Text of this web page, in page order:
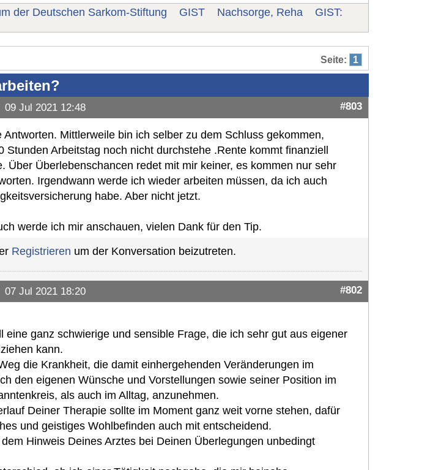
der Deutschen Sarkom-Stiftung GIST Nachsorge, Reha
GIST:
Seite: 1
09 Jul 2021 12:48 #803
Antworten. Mittlerweile bin ich selber zu dem Schluss gekommen,
Stunden Arbeitstag noch nicht durchstehe .Rente kommt finanziell
Über Überlebenschancen redet mit mir keiner, es kommen nur sehr
Irgendwann werde ich wieder arbeiten müssen, da ich auch
habe. Aber nicht jetzt.
werde ich mir anschauen, vielen Dank für den Tip.
Registrieren um der Konversation beizutreten.
07 Jul 2021 18:20 #802
eine ganz schwierige und sensible Frage, die ich sehr gut aus eigener
kann.
die Krankheit, die damit einhergehenden Veränderungen im
den eigenen Wünsche und Vorstellungen sowie seiner Position im
als auch im Alltag, anzunehmen.
Deiner Therapie sollte im Moment ganz weit vorne stehen, dafür
und geistiges Wohlbefinden auch mit entscheidend.
Hinweis Deines Arztes bei Deinen Überlegungen unbedingt